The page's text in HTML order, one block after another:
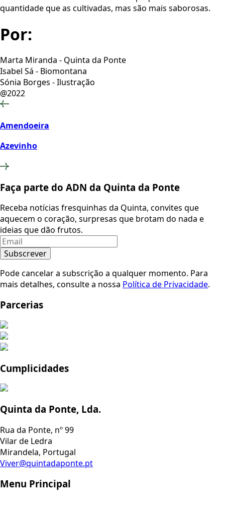
quantidade que as cultivadas, mas são mais saborosas.
Por:
Marta Miranda - Quinta da Ponte
Isabel Sá - Biomontana
Sónia Borges - Ilustração
@2022
Amendoeira
Azevinho
Faça parte do ADN da Quinta da Ponte
Receba notícias fresquinhas da Quinta, convites que
aquecem o coração, surpresas que brotam do nada e
ideias que dão frutos.
Subscrever
Pode cancelar a subscrição a qualquer momento. Para
mais detalhes, consulte a nossa Política de Privacidade.
Parcerias
Cumplicidades
Quinta da Ponte, Lda.
Rua da Ponte, nº 99
Vilar de Ledra
Mirandela, Portugal
Viver@quintadaponte.pt
Menu Principal